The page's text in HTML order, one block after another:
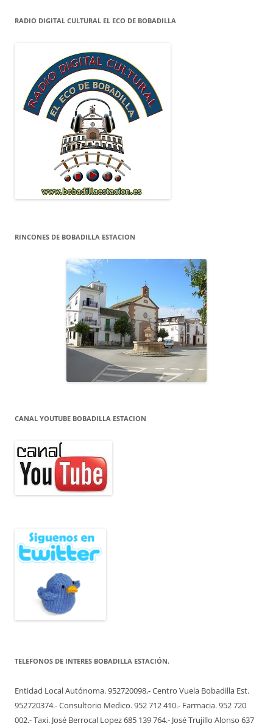
RADIO DIGITAL CULTURAL EL ECO DE BOBADILLA
RINCONES DE BOBADILLA ESTACION
CANAL YOUTUBE BOBADILLA ESTACION
TELEFONOS DE INTERES BOBADILLA ESTACIÓN.
Entidad Local Autónoma. 952720098,- Centro Vuela Bobadilla Est.
952720374.- Consultorio Medico. 952 712 410.- Farmacia. 952 720
002.- Taxi. José Berrocal Lopez 685 139 764.- José Trujillo Alonso 637